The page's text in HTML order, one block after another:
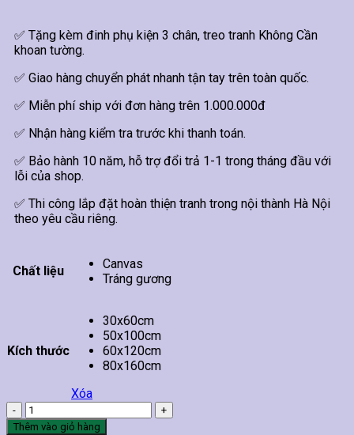
✅ Tặng kèm đinh phụ kiện 3 chân, treo tranh Không Cần
khoan tường.
✅ Giao hàng chuyển phát nhanh tận tay trên toàn quốc.
✅ Miễn phí ship với đơn hàng trên 1.000.000đ
✅ Nhận hàng kiểm tra trước khi thanh toán.
✅ Bảo hành 10 năm, hỗ trợ đổi trả 1-1 trong tháng đầu với
lỗi của shop.
✅ Thi công lắp đặt hoàn thiện tranh trong nội thành Hà Nội
theo yêu cầu riêng.
Chất liệu
Canvas
Tráng gương
Kích thước
30x60cm
50x100cm
60x120cm
80x160cm
Xóa
Tranh
Mã
Thêm vào giỏ hàng